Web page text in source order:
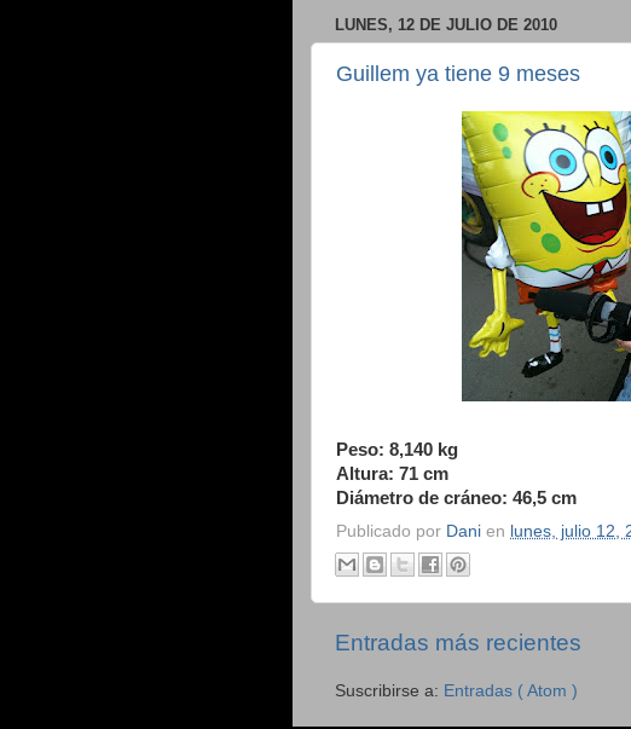
LUNES, 12 DE JULIO DE 2010
Guillem ya tiene 9 meses
Peso: 8,140 kg
Altura: 71 cm
Diámetro de cráneo: 46,5 cm
Publicado por Dani en lunes, julio 12,
Entradas más recientes
Suscribirse a: Entradas ( Atom )